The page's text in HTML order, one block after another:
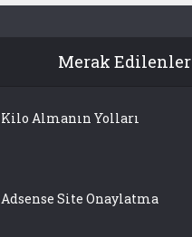
Merak Edilenler
Kilo Almanın Yolları
Adsense Site Onaylatma